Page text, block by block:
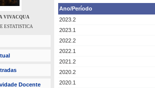
VIVACQUA
ESTATISTICA
Docente
Ano/Período
2023.2
2023.1
2022.2
2022.1
2021.2
2020.2
2020.1